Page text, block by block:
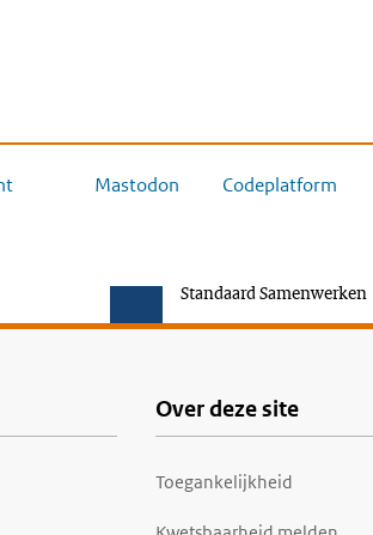
Mastodon Codeplatform
Standaard Samenwerken
Over deze site
Toegankelijkheid